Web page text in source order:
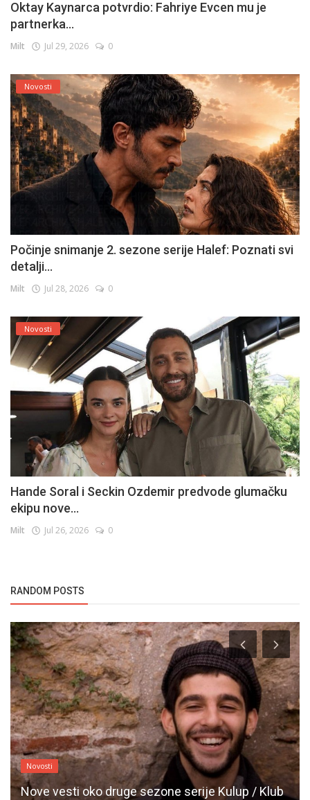
Oktay Kaynarca potvrdio: Fahriye Evcen mu je
partnerka...
Milt Jul 29, 2026 0
Novosti
Počinje snimanje 2. sezone serije Halef: Poznati svi
detalji...
Milt Jul 28, 2026 0
Novosti
Hande Soral i Seckin Ozdemir predvode glumačku
ekipu nove...
Milt Jul 26, 2026 0
RANDOM POSTS
Novosti
Nove vesti oko druge sezone serije Kulup / Klub